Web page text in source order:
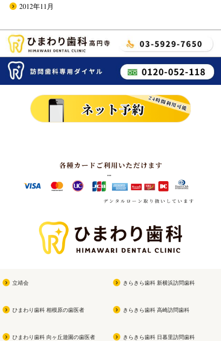
2012年11月
立靖会
ひまわり歯科 相模原の歯医者
ひまわり歯科 向ヶ丘遊園の歯医者
きらきら歯科 新横浜訪問歯科
きらきら歯科 高崎訪問歯科
きらきら歯科 日暮里訪問歯科